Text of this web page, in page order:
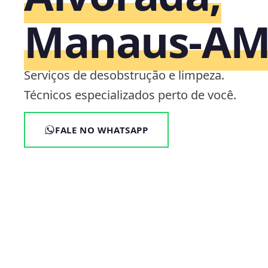
Serviços de desobstrução e limpeza.
Técnicos especializados perto de você.
FALE NO WHATSAPP